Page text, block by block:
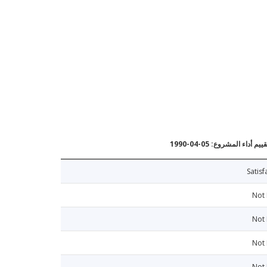
أداء المشروع: 05-04-1990
Not
Not
Not